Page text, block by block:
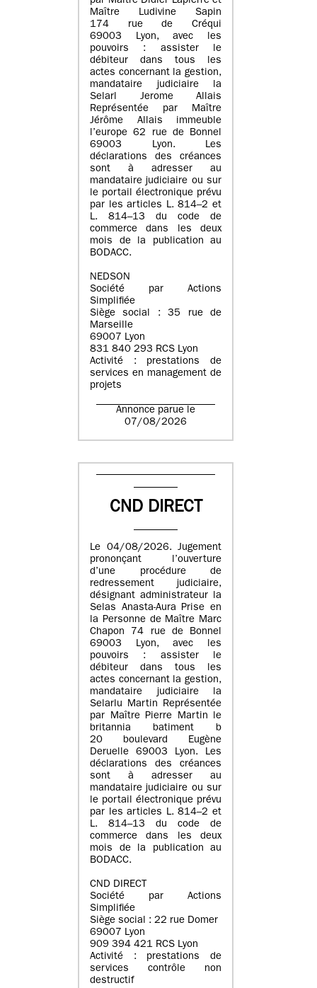
Maître Ludivine Sapin
174 rue de Créqui
69003 Lyon, avec les
pouvoirs : assister le
débiteur dans tous les
actes concernant la gestion,
mandataire judiciaire la
Selarl Jerome Allais
Représentée par Maître
Jérôme Allais immeuble
l’europe 62 rue de Bonnel
69003 Lyon. Les
déclarations des créances
sont à adresser au
mandataire judiciaire ou sur
le portail électronique prévu
par les articles L. 814–2 et
L. 814–13 du code de
commerce dans les deux
mois de la publication au
BODACC.
NEDSON
Société par Actions
Simplifiée
Siège social : 35 rue de
Marseille
69007 Lyon
831 840 293 RCS Lyon
Activité : prestations de
services en management de
projets
Annonce parue le
07/08/2026
CND DIRECT
Le 04/08/2026. Jugement
prononçant l’ouverture
d’une procédure de
redressement judiciaire,
désignant administrateur la
Selas Anasta-Aura Prise en
la Personne de Maître Marc
Chapon 74 rue de Bonnel
69003 Lyon, avec les
pouvoirs : assister le
débiteur dans tous les
actes concernant la gestion,
mandataire judiciaire la
Selarlu Martin Représentée
par Maître Pierre Martin le
britannia batiment b
20 boulevard Eugène
Deruelle 69003 Lyon. Les
déclarations des créances
sont à adresser au
mandataire judiciaire ou sur
le portail électronique prévu
par les articles L. 814–2 et
L. 814–13 du code de
commerce dans les deux
mois de la publication au
BODACC.
CND DIRECT
Société par Actions
Simplifiée
Siège social : 22 rue Domer
69007 Lyon
909 394 421 RCS Lyon
Activité : prestations de
services contrôle non
destructif